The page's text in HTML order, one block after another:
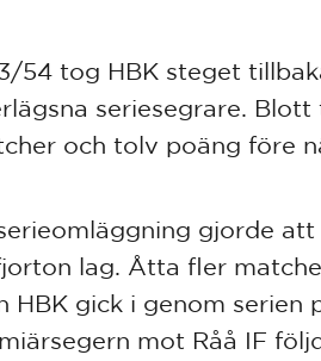
54 tog HBK steget
seriesegrare.
och tolv poäng före
gjorde
lag. Åtta fler
HBK gick i genom serien
mot Råå IF